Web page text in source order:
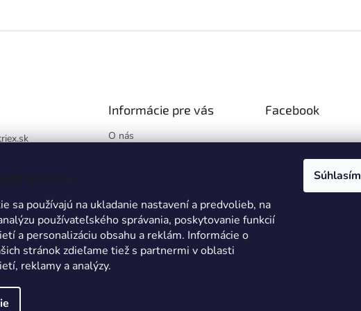
súkromie
sa používajú na ukladanie nastavení a predvolieb, na
používateľského správania, poskytovanie funkcií
a personalizáciu obsahu a reklám. Informácie o
stránok zdieľame tiež s partnermi v oblasti
reklamy a analýzy.
Súhlasím
Informácie pre vás
O nás
Podmienky ochrany
osobných údajov
Reklamácie a vrátenie tovaru
Zákazková výroba
Facebook